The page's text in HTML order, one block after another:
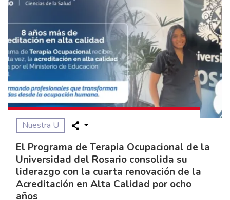
Nuestra U
El Programa de Terapia Ocupacional de la
Universidad del Rosario consolida su
liderazgo con la cuarta renovación de la
Acreditación en Alta Calidad por ocho
años